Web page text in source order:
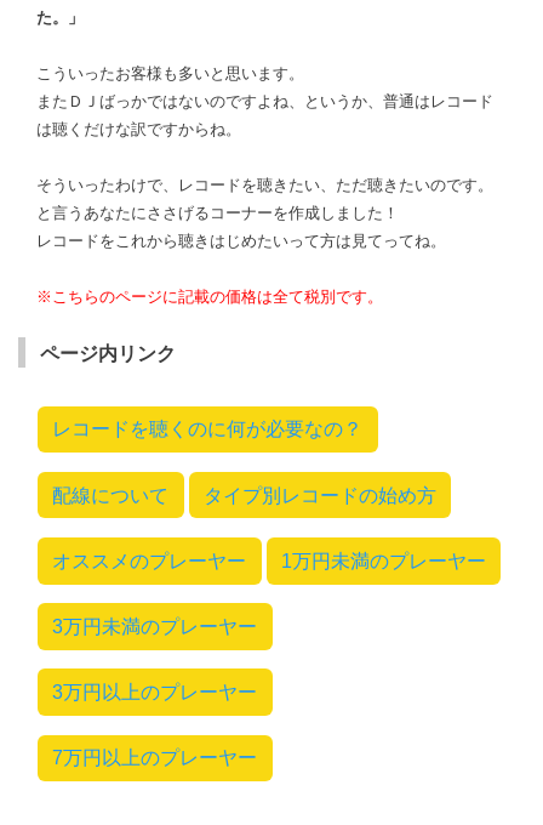
た。」
こういったお客様も多いと思います。
またＤＪばっかではないのですよね、というか、普通はレコード
は聴くだけな訳ですからね。
そういったわけで、レコードを聴きたい、ただ聴きたいのです。
と言うあなたにささげるコーナーを作成しました！
レコードをこれから聴きはじめたいって方は見てってね。
※こちらのページに記載の価格は全て税別です。
ページ内リンク
レコードを聴くのに何が必要なの？
配線について タイプ別レコードの始め方
オススメのプレーヤー 1万円未満のプレーヤー
3万円未満のプレーヤー
3万円以上のプレーヤー
7万円以上のプレーヤー